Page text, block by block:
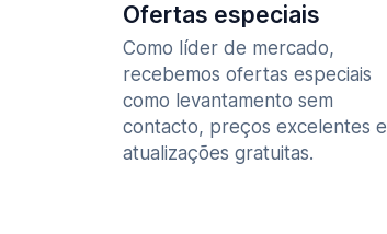
Ofertas especiais
Como líder de mercado,
recebemos ofertas especiais
como levantamento sem
contacto, preços excelentes e
atualizações gratuitas.